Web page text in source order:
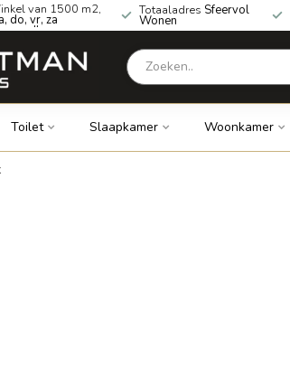
van 1500 m2,
do, vr, za
Totaaladres Sfeervol
Wonen
Toilet Slaapkamer Woonkamer